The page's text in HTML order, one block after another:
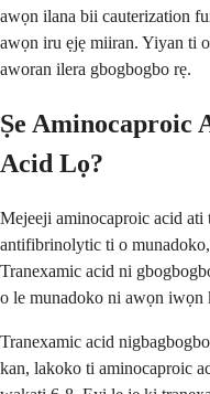
awọn ilana bii cauterization
awọn iru ẹjẹ miiran. Yiyan ti
aworan ilera gbogbogbo rẹ.
Ṣe Aminocaproic
Acid Lọ?
Mejeeji aminocaproic acid ati
antifibrinolytic ti o
Tranexamic acid ni
o le munadoko ni awọn iwọn
Tranexamic acid
kan, lakoko ti aminocaproic